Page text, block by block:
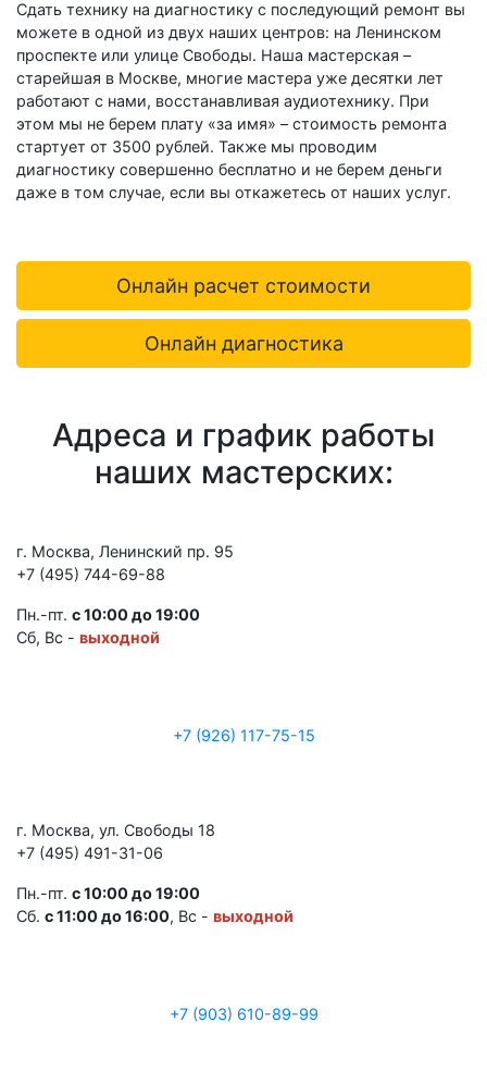
Сдать технику на диагностику с последующий ремонт вы
можете в одной из двух наших центров: на Ленинском
проспекте или улице Свободы. Наша мастерская –
старейшая в Москве, многие мастера уже десятки лет
работают с нами, восстанавливая аудиотехнику. При
этом мы не берем плату «за имя» – стоимость ремонта
стартует от 3500 рублей. Также мы проводим
диагностику совершенно бесплатно и не берем деньги
даже в том случае, если вы откажетесь от наших услуг.
Онлайн расчет стоимости
Онлайн диагностика
Адреса и график работы
наших мастерских:
г. Москва, Ленинский пр. 95
+7 (495) 744-69-88
Пн.-пт. с 10:00 до 19:00
Сб, Вс - выходной
+7 (926) 117-75-15
г. Москва, ул. Свободы 18
+7 (495) 491-31-06
Пн.-пт. с 10:00 до 19:00
Сб. с 11:00 до 16:00, Вс - выходной
+7 (903) 610-89-99